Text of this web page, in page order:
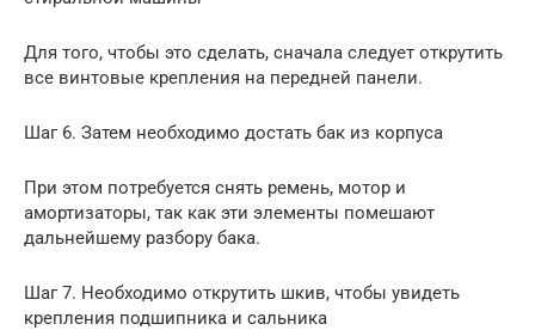
Для того, чтобы это сделать, сначала следует открутить
все винтовые крепления на передней панели.
Шаг 6. Затем необходимо достать бак из корпуса
При этом потребуется снять ремень, мотор и
амортизаторы, так как эти элементы помешают
дальнейшему разбору бака.
Шаг 7. Необходимо открутить шкив, чтобы увидеть
крепления подшипника и сальника